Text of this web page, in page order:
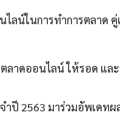
ลน์ในการทำการตลาด
ลาดออนไลน์ ให้รอด แล
ปี 2563 มาร่วมอัพเดท